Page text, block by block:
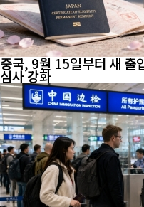
중국, 9월 15일부터 새 출
심사 강화